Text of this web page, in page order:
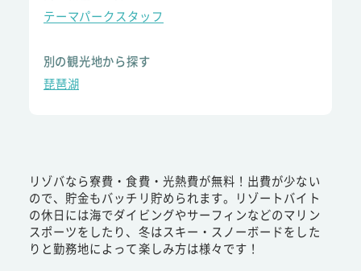
テーマパークスタッフ
別の観光地から探す
琵琶湖
リゾバなら寮費・食費・光熱費が無料！出費が少ない
ので、貯金もバッチリ貯められます。リゾートバイト
の休日には海でダイビングやサーフィンなどのマリン
スポーツをしたり、冬はスキー・スノーボードをした
りと勤務地によって楽しみ方は様々です！